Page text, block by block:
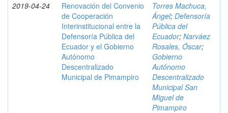
2019-04-24
Renovación del Convenio
de Cooperación
Interinstitucional entre la
Defensoría Pública del
Ecuador y el Gobierno
Autónomo
Descentralizado
Municipal de Pimampiro
Torres Machuca,
Ángel; Defensoría
Pública del
Ecuador; Narváez
Rosales, Óscar;
Gobierno
Autónomo
Descentralizado
Municipal San
Miguel de
Pimampiro